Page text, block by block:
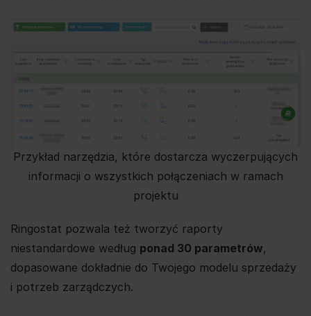
Przykład narzędzia, które dostarcza wyczerpujących
informacji o wszystkich połączeniach w ramach
projektu
Ringostat pozwala też tworzyć raporty
niestandardowe według ponad 30 parametrów,
dopasowane dokładnie do Twojego modelu sprzedaży
i potrzeb zarządczych.